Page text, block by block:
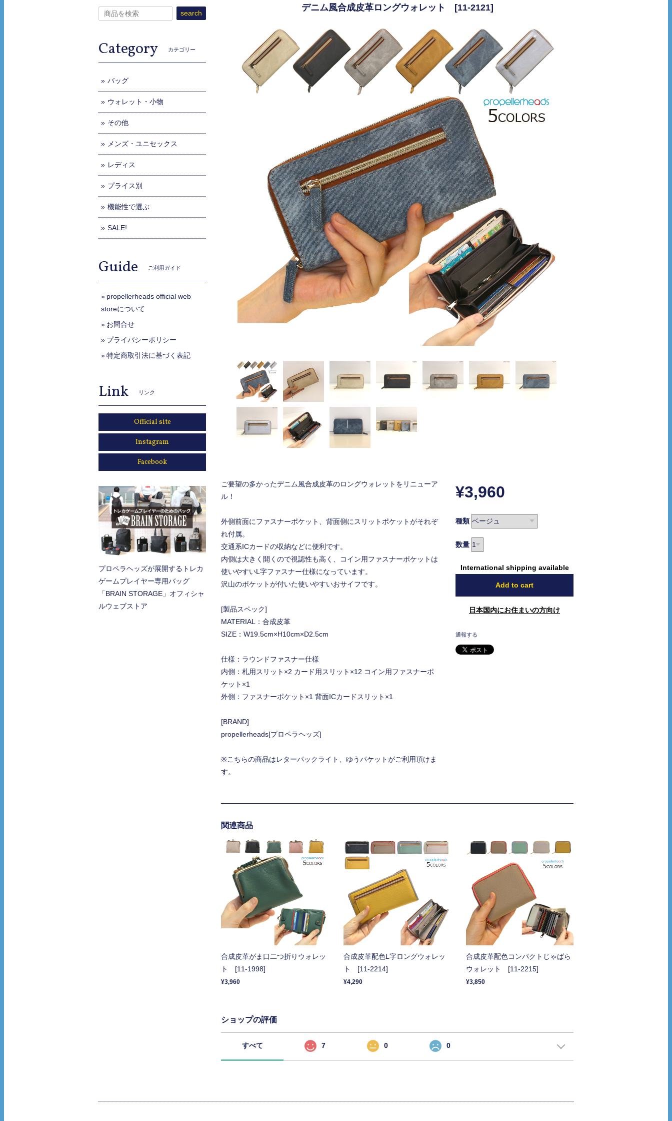
デニム風合成皮革ロングウォレット [11-2121]
ご要望の多かったデニム風合成皮革のロングウォレットをリニューア
ル！
外側前面にファスナーポケット、背面側にスリットポケットがそれぞ
れ付属。
交通系ICカードの収納などに便利です。
内側は大きく開くので視認性も高く、コイン用ファスナーポケットは
使いやすいL字ファスナー仕様になっています。
沢山のポケットが付いた使いやすいおサイフです。
[製品スペック]
MATERIAL：合成皮革
SIZE：W19.5cm×H10cm×D2.5cm
仕様：ラウンドファスナー仕様
内側：札用スリット×2 カード用スリット×12 コイン用ファスナーポ
ケット×1
外側：ファスナーポケット×1 背面ICカードスリット×1
[BRAND]
propellerheads[プロペラヘッズ]
※こちらの商品はレターパックライト、ゆうパケットがご利用頂けま
す。
¥3,960
種類
数量
International shipping available
Add to cart
日本国内にお住まいの方向け
通報する
関連商品
合成皮革がま口二つ折りウォレッ
ト [11-1998]
¥3,960
合成皮革配色L字ロングウォレッ
ト [11-2214]
¥4,290
合成皮革配色コンパクトじゃばら
ウォレット [11-2215]
¥3,850
ショップの評価
すべて 7 0 0
search
Category カテゴリー
バッグ
ウォレット・小物
その他
メンズ・ユニセックス
レディス
プライス別
機能性で選ぶ
SALE!
Guide ご利用ガイド
propellerheads official web
storeについて
お問合せ
プライバシーポリシー
特定商取引法に基づく表記
Link リンク
Official site
Instagram
Facebook
プロペラヘッズが展開するトレカ
ゲームプレイヤー専用バッグ
「BRAIN STORAGE」オフィシャ
ルウェブストア